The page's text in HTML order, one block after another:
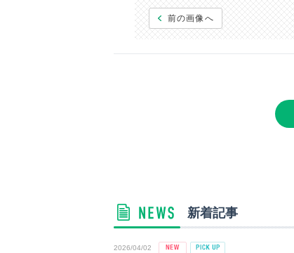
前の画像へ
新着記事
2026/04/02